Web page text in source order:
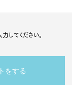
してください。